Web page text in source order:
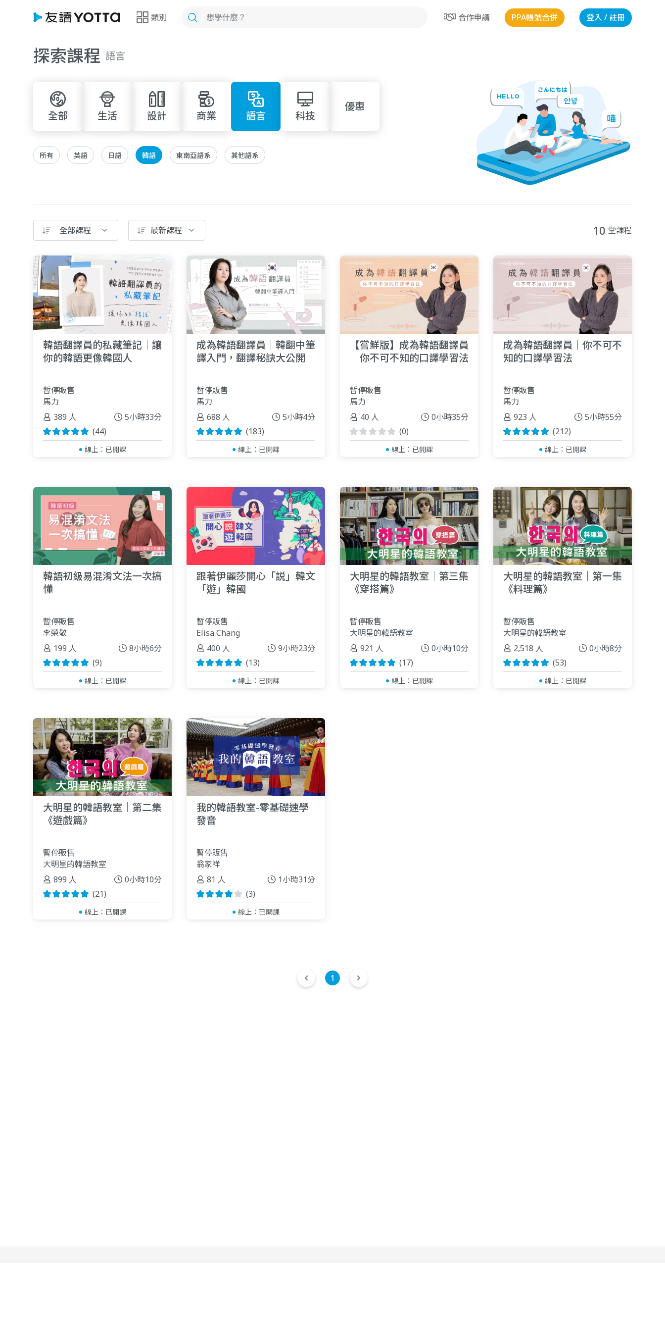
類別 合作申請 PPA帳號合併 登入 / 註冊
探索課程 語言
全部 生活 設計 商業 語言 科技
優惠
所有 英語 日語 韓語 東南亞語系 其他語系
全部課程 最新課程 10 堂課程
韓語翻譯員的私藏筆記｜讓
你的韓語更像韓國人
暫停販售
馬力
389 人
5小時33分
(44)
線上： 已開課
成為韓語翻譯員｜韓翻中筆
譯入門，翻譯秘訣大公開
暫停販售
馬力
688 人
5小時4分
(183)
線上： 已開課
【嘗鮮版】成為韓語翻譯員
｜你不可不知的口譯學習法
暫停販售
馬力
40 人
0小時35分
(0)
線上： 已開課
成為韓語翻譯員｜你不可不
知的口譯學習法
暫停販售
馬力
923 人
5小時55分
(212)
線上： 已開課
韓語初級易混淆文法一次搞
懂
暫停販售
李榮敬
199 人
8小時6分
(9)
線上： 已開課
跟著伊麗莎開心「説」韓文
「遊」韓國
暫停販售
Elisa Chang
400 人
9小時23分
(13)
線上： 已開課
大明星的韓語教室｜第三集
《穿搭篇》
暫停販售
大明星的韓語教室
921 人
0小時10分
(17)
線上： 已開課
大明星的韓語教室｜第一集
《料理篇》
暫停販售
大明星的韓語教室
2,518 人
0小時8分
(53)
線上： 已開課
大明星的韓語教室｜第二集
《遊戲篇》
暫停販售
大明星的韓語教室
899 人
0小時10分
(21)
線上： 已開課
我的韓語教室-零基礎速學
發音
暫停販售
翁家祥
81 人
1小時31分
(3)
線上： 已開課
1